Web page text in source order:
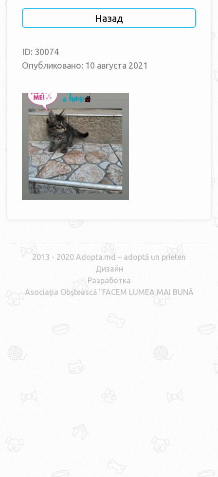
Назад
ID: 30074
Опубликовано: 10 августа 2021
2013 - 2020 Adopta.md – adoptă un prieten
Дизайн
Разработка
Asociaţia Obştească "FACEM LUMEA MAI BUNĂ